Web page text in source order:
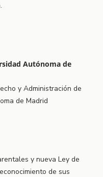
Autónoma de
y Administración de
de Madrid
y nueva Ley de
de sus